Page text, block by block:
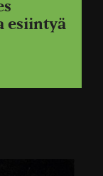
esiintyä